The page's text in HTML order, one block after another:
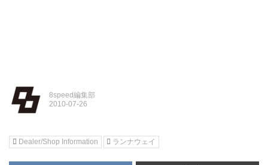
8speed編集部
Dealer/Shop Information ランナウェイ